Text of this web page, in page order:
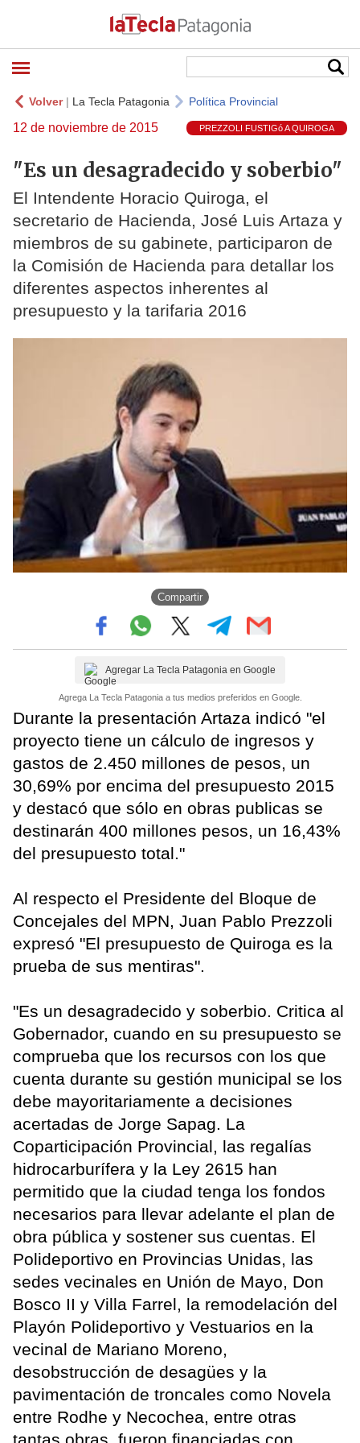
Volver| La Tecla Patagonia Política Provincial
12 de noviembre de 2015 PREZZOLI FUSTIGó A QUIROGA
"Es un desagradecido y soberbio"
El Intendente Horacio Quiroga, el
secretario de Hacienda, José Luis Artaza y
miembros de su gabinete, participaron de
la Comisión de Hacienda para detallar los
diferentes aspectos inherentes al
presupuesto y la tarifaria 2016
Compartir
Agregar La Tecla Patagonia en Google
Agrega La Tecla Patagonia a tus medios preferidos en Google.
Durante la presentación Artaza indicó "el
proyecto tiene un cálculo de ingresos y
gastos de 2.450 millones de pesos, un
30,69% por encima del presupuesto 2015
y destacó que sólo en obras publicas se
destinarán 400 millones pesos, un 16,43%
del presupuesto total."
Al respecto el Presidente del Bloque de
Concejales del MPN, Juan Pablo Prezzoli
expresó "El presupuesto de Quiroga es la
prueba de sus mentiras".
"Es un desagradecido y soberbio. Critica al
Gobernador, cuando en su presupuesto se
comprueba que los recursos con los que
cuenta durante su gestión municipal se los
debe mayoritariamente a decisiones
acertadas de Jorge Sapag. La
Coparticipación Provincial, las regalías
hidrocarburífera y la Ley 2615 han
permitido que la ciudad tenga los fondos
necesarios para llevar adelante el plan de
obra pública y sostener sus cuentas. El
Polideportivo en Provincias Unidas, las
sedes vecinales en Unión de Mayo, Don
Bosco II y Villa Farrel, la remodelación del
Playón Polideportivo y Vestuarios en la
vecinal de Mariano Moreno,
desobstrucción de desagües y la
pavimentación de troncales como Novela
entre Rodhe y Necochea, entre otras
tantas obras, fueron financiadas con